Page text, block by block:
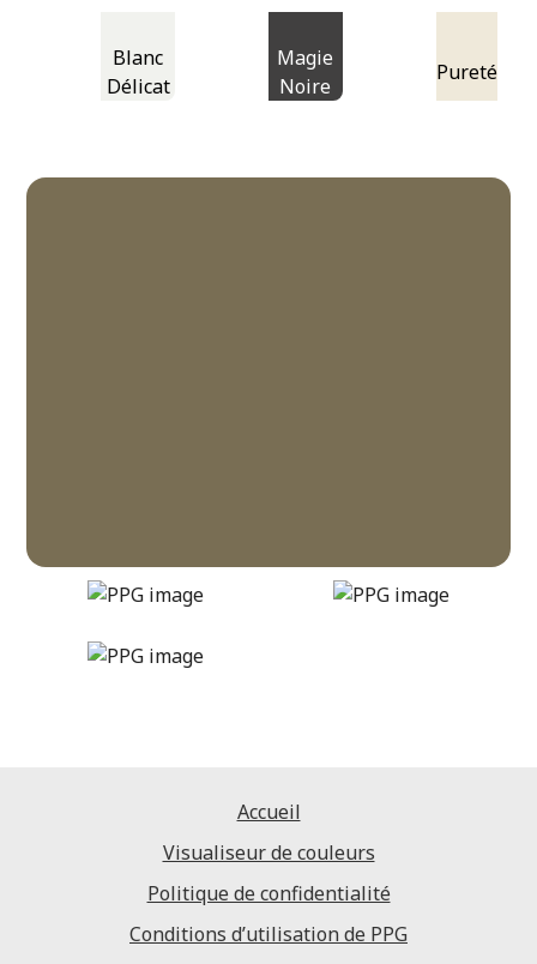
Blanc
Délicat
Magie
Noire
Pureté
conservation
DLX1027-6
Accueil
Visualiseur de couleurs
Politique de confidentialité
Conditions d’utilisation de PPG